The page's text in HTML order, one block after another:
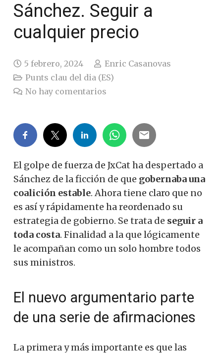
Sánchez. Seguir a
cualquier precio
5 febrero, 2024
Enric Casanovas
Punts clau del dia (ES)
No hay comentarios
El golpe de fuerza de JxCat ha despertado a
Sánchez de la ficción de que gobernaba una
coalición estable. Ahora tiene claro que no
es así y rápidamente ha reordenado su
estrategia de gobierno. Se trata de seguir a
toda costa. Finalidad a la que lógicamente
le acompañan como un solo hombre todos
sus ministros.
El nuevo argumentario parte
de una serie de afirmaciones
La primera y más importante es que las